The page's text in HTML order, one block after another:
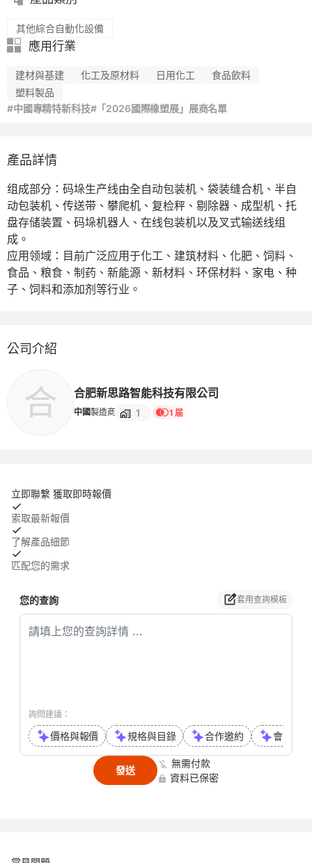
其他綜合自動化設備
應用行業
建材與基建 化工及原材料 日用化工
食品飲料
塑料製品
#中國專精特新科技#「2026國際橡塑展」展商名單
產品詳情
组成部分：码垛生产线由全自动包装机、袋装缝合机、半自
动包装机、传送带、攀爬机、复检秤、剔除器、成型机、托
盘存储装置、码垛机器人、在线包装机以及叉式输送线组
成。
应用领域：目前广泛应用于化工、建筑材料、化肥、饲料、
食品、粮食、制药、新能源、新材料、环保材料、家电、种
子、饲料和添加剂等行业。
公司介紹
合 合肥新思路智能科技有限公司
中國製造商 1 1 届
立即聯繫 獲取即時報價
索取最新報價
了解產品細節
匹配您的需求
您的查詢 套用查詢模板
詢問建議：
價格與報價 規格與目錄 合作邀約 會議或
發送
無需付款
資料已保密